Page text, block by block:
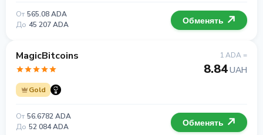
От 565.08 ADA
До 45 207 ADA Обменять
MagicBitcoins
Gold
1 ADA =
8.84UAH
От 56.6782 ADA
До 52 084 ADA Обменять